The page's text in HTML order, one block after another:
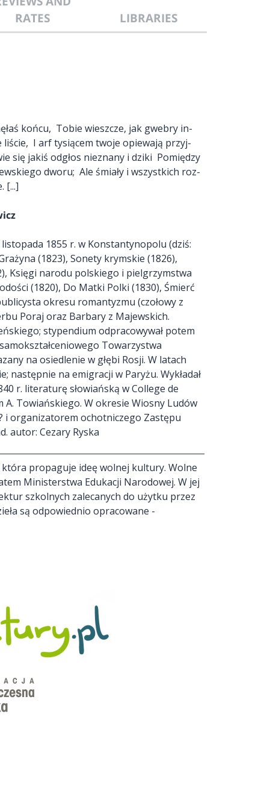
RATES
LIBRARIES
koń­cu, To­bie wiesz­cze, jak gwe­bry in­
li­ście, I arf ty­sią­cem two­je opie­wa­ją przyj­
się ja­kiś od­głos nie­zna­ny i dzi­ki Po­mię­dzy
dwo­ru; Ale śmia­ły i wszyst­kich roz­
[...]
1855 r. w Konstantynopolu (dziś:
(1823), Sonety krymskie (1826),
Księgi narodu polskiego i pielgrzymstwa
(1820), Do Matki Polki (1830), Śmierć
okresu romantyzmu (czołowy z
Poraj oraz Barbary z Majewskich.
stypendium odpracowywał potem
Towarzystwa
na osiedlenie w głębi Rosji. W latach
następnie na emigracji w Paryżu. Wykładał
r. literaturę słowiańską w College de
A. Towiańskiego. W okresie Wiosny Ludów
i organizatorem ochotniczego Zastępu
autor: Cezary Ryska
propaguje ideę wolnej kultury. Wolne
Ministerstwa Edukacji Narodowej. W jej
szkolnych zalecanych do użytku przez
są odpowiednio opracowane -